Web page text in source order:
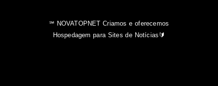
℠ NOVATOPNET Criamos e oferecemos
Hospedagem para Sites de Notícias🔰